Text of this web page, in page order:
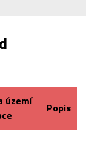
území
Popis